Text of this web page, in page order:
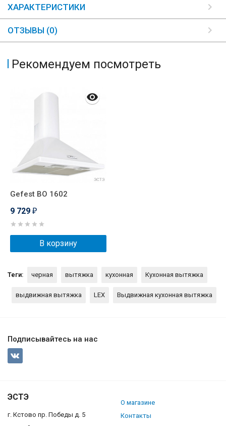
ХАРАКТЕРИСТИКИ
ОТЗЫВЫ (0)
Рекомендуем посмотреть
Gefest ВО 1602
9 729 ₽
В корзину
Теги: черная вытяжка кухонная Кухонная вытяжка
выдвижная вытяжка LEX Выдвижная кухонная вытяжка
Подписывайтесь на нас
ЭСТЭ
г. Кстово пр. Победы д. 5
О магазине
Контакты